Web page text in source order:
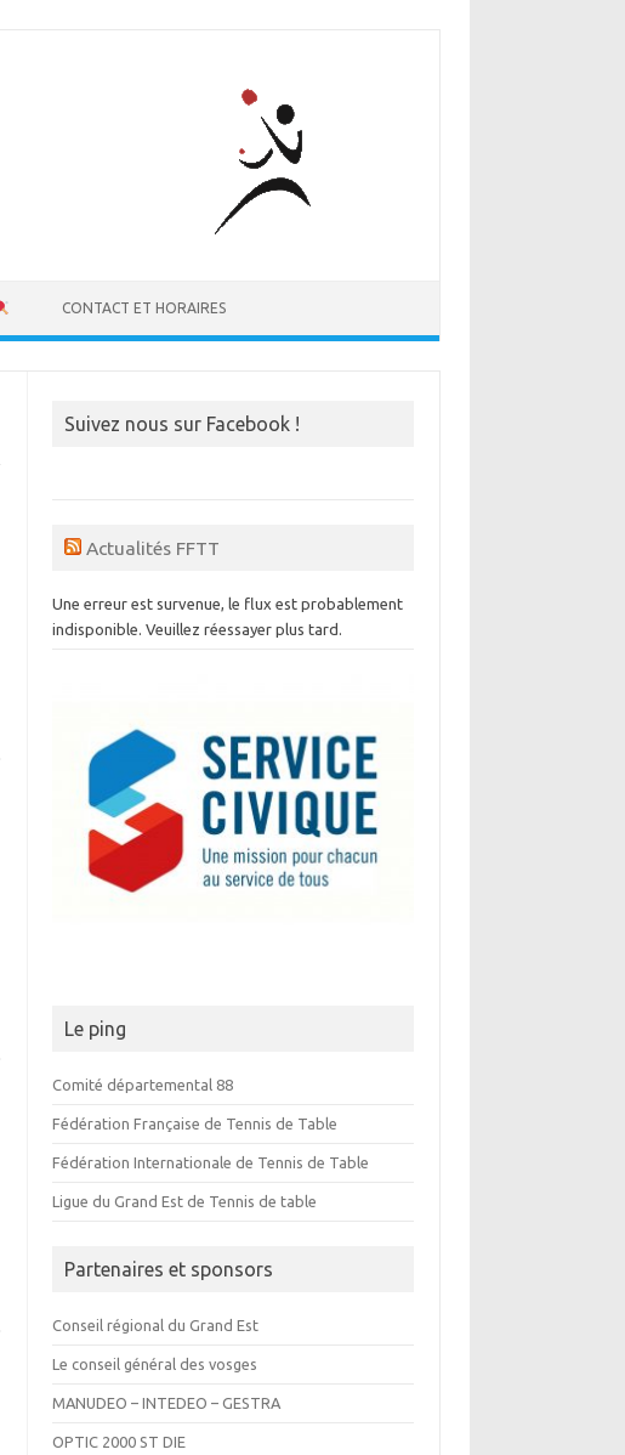
CONTACT ET HORAIRES
Suivez nous sur Facebook !
Actualités FFTT
Une erreur est survenue, le flux est probablement
indisponible. Veuillez réessayer plus tard.
Le ping
Comité départemental 88
Fédération Française de Tennis de Table
Fédération Internationale de Tennis de Table
Ligue du Grand Est de Tennis de table
Partenaires et sponsors
Conseil régional du Grand Est
Le conseil général des vosges
MANUDEO – INTEDEO – GESTRA
OPTIC 2000 ST DIE